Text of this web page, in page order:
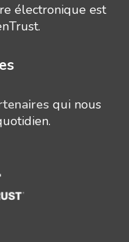
électronique est
qui nous